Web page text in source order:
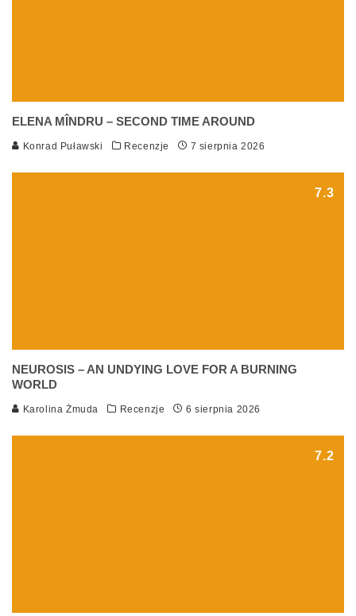
ELENA MÎNDRU – SECOND TIME AROUND
Konrad Puławski Recenzje 7 sierpnia 2026
7.3
NEUROSIS – AN UNDYING LOVE FOR A BURNING
WORLD
Karolina Żmuda Recenzje 6 sierpnia 2026
7.2